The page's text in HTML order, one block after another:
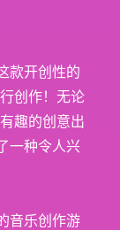
款开创性的
创作！无论
趣的创意出
一种令人兴
音乐创作游